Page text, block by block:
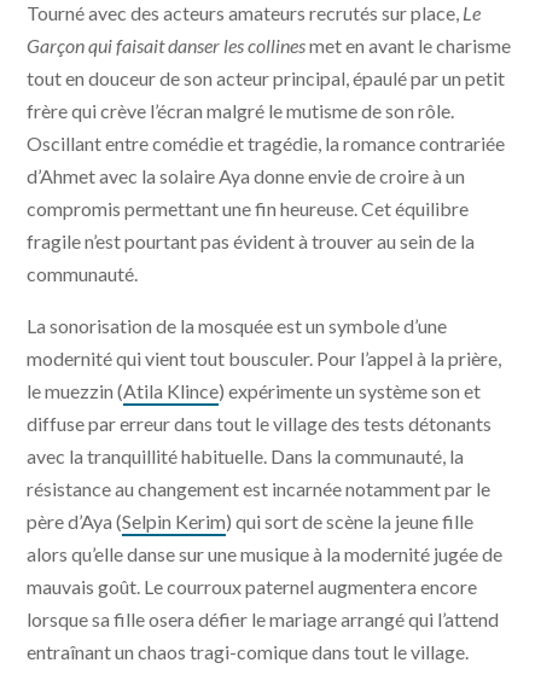
Tourné avec des acteurs amateurs recrutés sur place, Le
Garçon qui faisait danser les collinesmet en avant le charisme
tout en douceur de son acteur principal, épaulé par un petit
frère qui crève l’écran malgré le mutisme de son rôle.
Oscillant entre comédie et tragédie, la romance contrariée
d’Ahmet avec la solaire Aya donne envie de croire à un
compromis permettant une fin heureuse. Cet équilibre
fragile n’est pourtant pas évident à trouver au sein de la
communauté.
La sonorisation de la mosquée est un symbole d’une
modernité qui vient tout bousculer. Pour l’appel à la prière,
le muezzin (Atila Klince) expérimente un système son et
diffuse par erreur dans tout le village des tests détonants
avec la tranquillité habituelle. Dans la communauté, la
résistance au changement est incarnée notamment par le
père d’Aya (Selpin Kerim) qui sort de scène la jeune fille
alors qu’elle danse sur une musique à la modernité jugée de
mauvais goût. Le courroux paternel augmentera encore
lorsque sa fille osera défier le mariage arrangé qui l’attend
entraînant un chaos tragi-comique dans tout le village.